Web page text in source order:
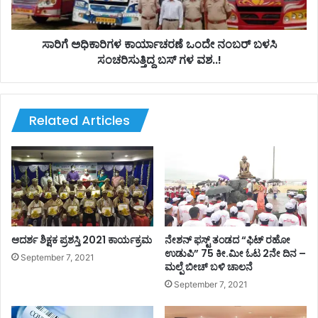
ಮ
ರ
ಯಾ
ಕ
ರೆ
ಲ್
ಲ
ರೂ
ಪ್
ರಾ
ಣಾ
ಪಾ
ಯ
ರು
ಗ
ಳ
ಣೆ
ಒಂ
ದೇ
ನಂ
ಬ
ರ್‌
ಬ
ಳ
ಸಿ
ಸಂ
ತ್
ಸಾರಿಗೆ ಅಧಿಕಾರಿಗಳ ಕಾರ್ಯಾಚರಣೆ ಒಂದೇ ನಂಬರ್‌ ಬಳಸಿ
ಸಂಚರಿಸುತ್ತಿದ್ದ ಬಸ್ ಗಳ ವಶ..!
Related Articles
ಆದರ್ಶ ಶಿಕ್ಷಕ ಪ್ರಶಸ್ತಿ 2021 ಕಾರ್ಯಕ್ರಮ
September 7, 2021
ನೇಶನ್ ಫಸ್ಟ್ ತಂಡದ “ಫಿಟ್ ರಹೋ
ಉಡುಪಿ” 75 ಕೀ.ಮೀ ಓಟ 2ನೇ ದಿನ –
ಮಲ್ಪೆ ಬೀಚ್ ಬಳಿ ಚಾಲನೆ
September 7, 2021